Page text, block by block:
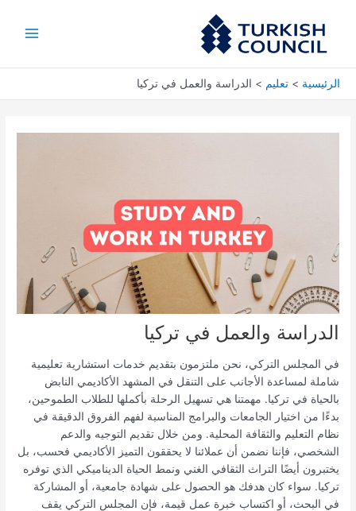
المحتوى
الرئيسية تعليم الدراسة والعمل في تركيا
الدراسة والعمل في تركيا
في المجلس التركي، نحن ملتزمون بتقديم خدمات استشارية تعليمية
شاملة لمساعدة الأجانب على التنقل في المشهد الأكاديمي النابض
بالحياة في تركيا. مهمتنا هي تسهيل الرحلة بأكملها للطلاب الطموحين،
بدءًا من اختيار الجامعات والبرامج المناسبة لفهم الفروق الدقيقة في
نظام التعليم والثقافة المحلية. ومن خلال تقديم التوجيه والدعم
الشخصي، فإننا نضمن أن عملائنا لا يحققون التميز الأكاديمي فحسب، بل
يختبرون أيضًا التراث الثقافي الغني ونمط الحياة الديناميكي الذي توفره
تركيا. سواء كان هدفك هو الحصول على شهادة جامعية، أو المشاركة
في البحث، أو اكتساب خبرة عمل قيمة، فإن المجلس التركي يقف